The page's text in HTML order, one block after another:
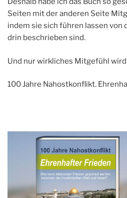
Seiten mit der anderen Seite
indem sie sich führen lassen von
drin beschrieben sind.
Und nur wirkliches Mitgefühl
100 Jahre Nahostkonflikt.